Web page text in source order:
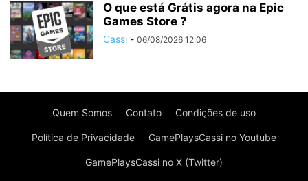
O que está Grátis agora na Epic
Games Store ?
Cassi - 06/08/2026 12:06
Quem Somos Contato Condições de uso
Política de Privacidade GamePlaysCassi no Youtube
GamePlaysCassi no X (Twitter)